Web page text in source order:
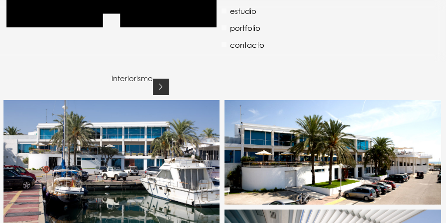
estudio
portfolio
contacto
interiorismo